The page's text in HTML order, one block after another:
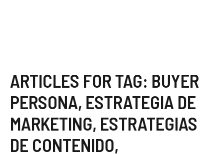
ARTICLES FOR TAG: BUYER
PERSONA, ESTRATEGIA DE
MARKETING, ESTRATEGIAS
DE CONTENIDO,